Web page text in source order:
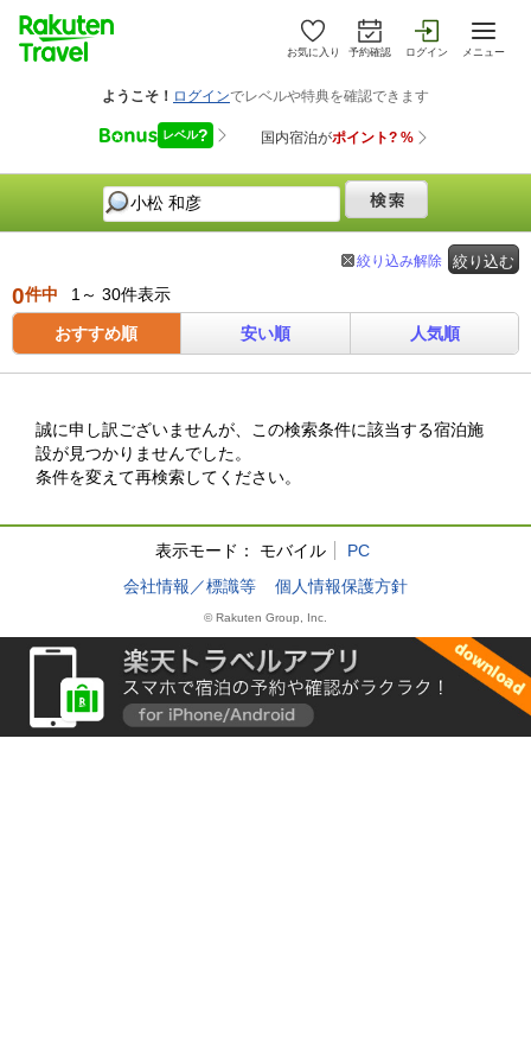
お気に入り 予約確認 ログイン メニュー
絞り込む
絞り込み解除
0件中 1～ 30件表示
おすすめ順 安い順 人気順
誠に申し訳ございませんが、この検索条件に該当する宿泊施
設が見つかりませんでした。
条件を変えて再検索してください。
表示モード： モバイル
PC
会社情報／標識等
個人情報保護方針
© Rakuten Group, Inc.